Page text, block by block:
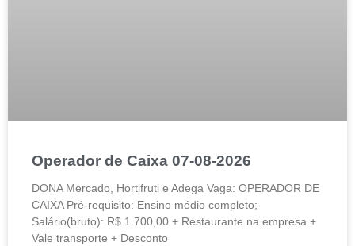
Operador de Caixa 07-08-2026
DONA Mercado, Hortifruti e Adega Vaga: OPERADOR DE
CAIXA Pré-requisito: Ensino médio completo;
Salário(bruto): R$ 1.700,00 + Restaurante na empresa +
Vale transporte + Desconto